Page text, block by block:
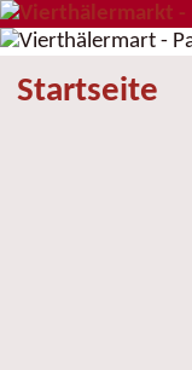
Startseite